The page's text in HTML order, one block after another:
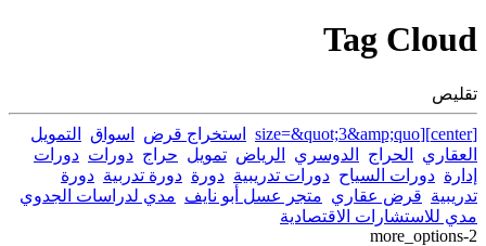
Tag Cloud
تقليص
[center][size=&quot;3&amp;quo استخراج قرض اسواق
التمويل
العقاري
الحراج الدوسري الرياض تمويل حراج دورات دورات
إدارة دورات السياح دورات تدريبية دورة دورة تدربية دورة
تدريبية قرض عقاري متجر عسل أبو نايف مدي لدراسات الجدوي
مدي للاستشارات الاقتصادية
more_options-2